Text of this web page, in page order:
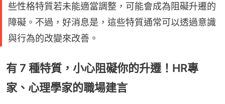
些性格特質若未能適當調整，可能會成為阻礙升遷的
障礙。不過，好消息是，這些特質通常可以透過意識
與行為的改變來改善。
有 7 種特質，小心阻礙你的升遷！HR專
家、心理學家的職場建言